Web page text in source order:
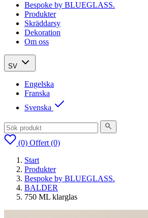
Bespoke by BLUEGLASS.
Produkter
Skräddarsy
Dekoration
Om oss
SV
Engelska
Franska
Svenska
(0) Offert (0)
Start
Produkter
Bespoke by BLUEGLASS.
BALDER
750 ML klarglas